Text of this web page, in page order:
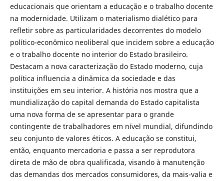
educacionais que orientam a educação e o trabalho docente
na modernidade. Utilizam o materialismo dialético para
refletir sobre as particularidades decorrentes do modelo
político-econômico neoliberal que incidem sobre a educação
e o trabalho docente no interior do Estado brasileiro.
Destacam a nova caracterização do Estado moderno, cuja
política influencia a dinâmica da sociedade e das
instituições em seu interior. A história nos mostra que a
mundialização do capital demanda do Estado capitalista
uma nova forma de se apresentar para o grande
contingente de trabalhadores em nível mundial, difundindo
seu conjunto de valores éticos. A educação se constitui,
então, enquanto mercadoria e passa a ser reprodutora
direta de mão de obra qualificada, visando à manutenção
das demandas dos mercados consumidores, da mais-valia e